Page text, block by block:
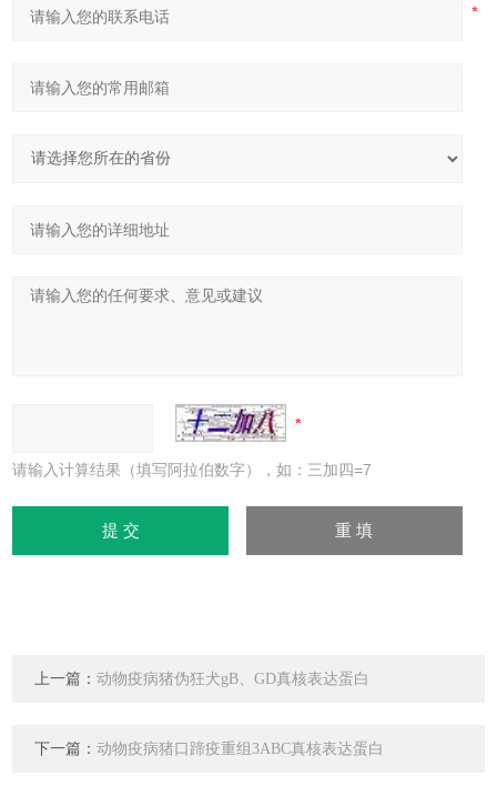
请输入计算结果（填写阿拉伯数字），如：三加四=7
上一篇：动物疫病猪伪狂犬gB、GD真核表达蛋白
下一篇：动物疫病猪口蹄疫重组3ABC真核表达蛋白